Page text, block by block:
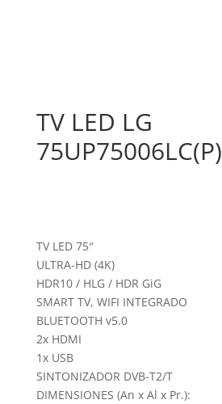
TV LED LG
75UP75006LC(P)
TV LED 75″
ULTRA-HD (4K)
HDR10 / HLG / HDR GiG
SMART TV, WIFI INTEGRADO
BLUETOOTH v5.0
2x HDMI
1x USB
SINTONIZADOR DVB-T2/T
DIMENSIONES (An x Al x Pr.):